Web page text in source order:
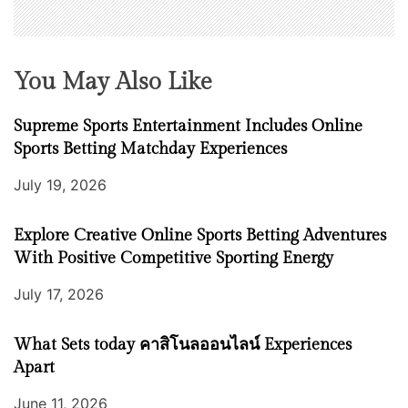
You May Also Like
Supreme Sports Entertainment Includes Online
Sports Betting Matchday Experiences
July 19, 2026
Explore Creative Online Sports Betting Adventures
With Positive Competitive Sporting Energy
July 17, 2026
What Sets today คาสิโนลออนไลน์ Experiences
Apart
June 11, 2026